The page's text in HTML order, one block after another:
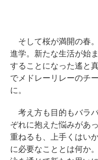
そして桜が満開の春
進学。新たな生活が始
することになった遙と
でメドレーリレーのチ
に。
考え方も目的もバラ
ぞれに抱えた悩みがあ
重ねるも、上手くはい
に必要なこととは何か